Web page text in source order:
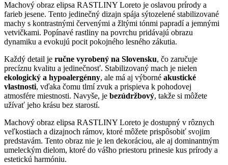
Machový obraz elipsa RASTLINY Loreto je oslavou prírody a
farieb jesene. Tento jedinečný dizajn spája sýtozelené stabilizované
machy s kontrastnými červenými a žltými tónmi papradí a jemnými
vetvičkami. Popínavé rastliny na povrchu pridávajú obrazu
dynamiku a evokujú pocit pokojného lesného zákutia.
Každý detail je ručne vyrobený na Slovensku, čo zaručuje
precíznu kvalitu a jedinečnosť. Stabilizovaný mach je nielen
ekologický a hypoalergénny, ale má aj výborné akustické
vlastnosti, vďaka čomu tlmí zvuk a prispieva k pohodovej
atmosfére miestnosti. Navyše, je bezúdržbový, takže si môžete
užívať jeho krásu bez starostí.
Machový obraz elipsa RASTLINY Loreto je dostupný v rôznych
veľkostiach a dizajnoch rámov, ktoré môžete prispôsobiť svojim
predstavám. Tento obraz nie je len dekoráciou, ale aj dominantným
umeleckým dielom, ktoré do vášho priestoru prinesie kus prírody a
estetickú harmóniu.